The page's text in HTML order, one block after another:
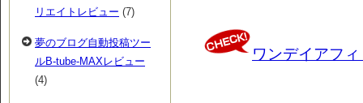
ワンデイアフ
リエイトレビュー (7)
夢のブログ自動投稿ツー
ルB-tube-MAXレビュー
(4)